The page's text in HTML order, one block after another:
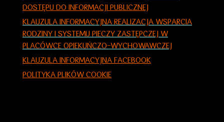
DOSTĘPU DO INFORMACJI PUBLICZNEJ
KLAUZULA INFORMACYJNA REALIZACJA WSPARCIA
RODZINY I SYSTEMU PIECZY ZASTĘPCZEJ W
PLACÓWCE OPIEKUŃCZO-WYCHOWAWCZEJ
KLAUZULA INFORMACYJNA FACEBOOK
POLITYKA PLIKÓW COOKIE